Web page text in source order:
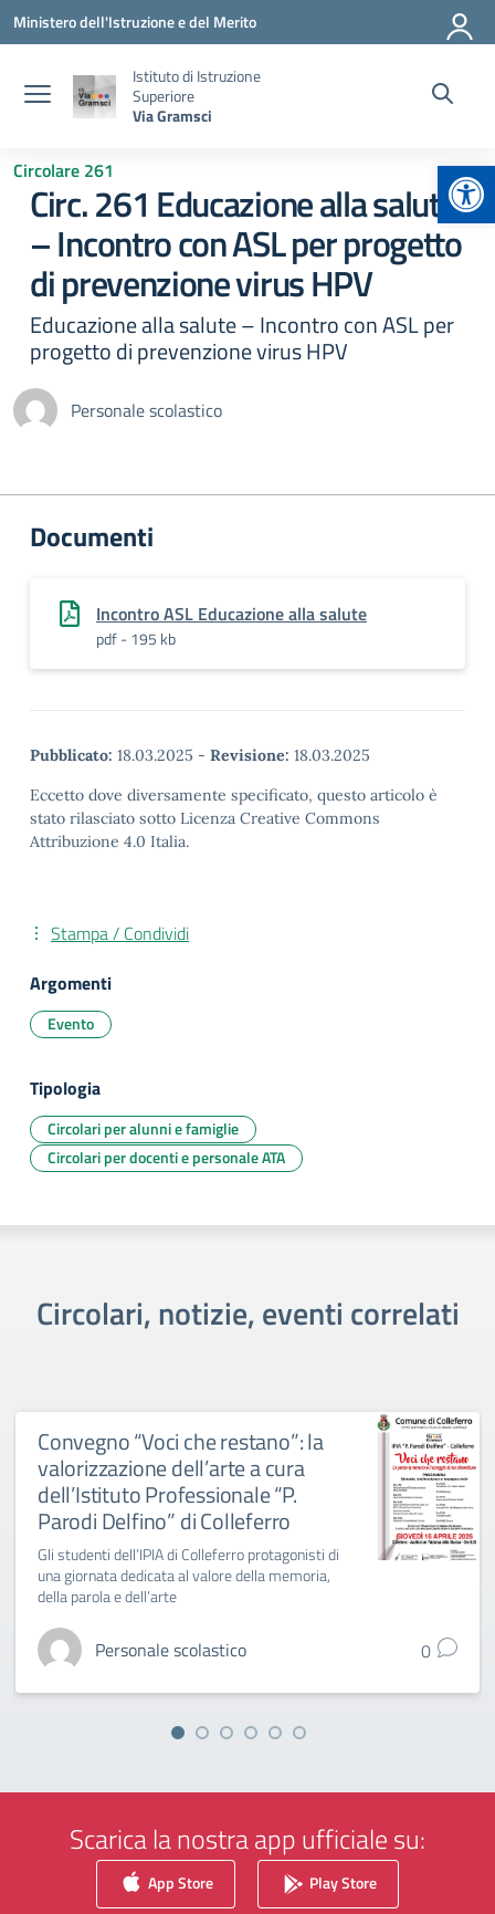
Vai ai contenuti
Vai al menu di navigazione
Vai al footer
Ministero dell'Istruzione e del Merito
Istituto di Istruzione
Superiore
Via Gramsci
Circolare 261
Circ. 261 Educazione alla salute
– Incontro con ASL per progetto
di prevenzione virus HPV
Educazione alla salute – Incontro con ASL per
progetto di prevenzione virus HPV
Personale scolastico
Documenti
Incontro ASL Educazione alla salute
pdf - 195 kb
Pubblicato: 18.03.2025 - Revisione: 18.03.2025
Eccetto dove diversamente specificato, questo articolo è
stato rilasciato sotto Licenza Creative Commons
Attribuzione 4.0 Italia.
Stampa / Condividi
Argomenti
Evento
Tipologia
Circolari per alunni e famiglie
Circolari per docenti e personale ATA
Circolari, notizie, eventi correlati
Convegno “Voci che restano”: la
valorizzazione dell’arte a cura
dell’Istituto Professionale “P.
Parodi Delfino” di Colleferro
Gli studenti dell’IPIA di Colleferro protagonisti di
una giornata dedicata al valore della memoria,
della parola e dell’arte
Personale scolastico 0
Scarica la nostra app ufficiale su:
App Store Play Store